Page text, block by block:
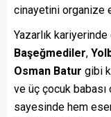
cinayetini organize
Yazarlık
Başeğmediler,
Osman Batur gibi
ve üç çocuk
sayesinde hem